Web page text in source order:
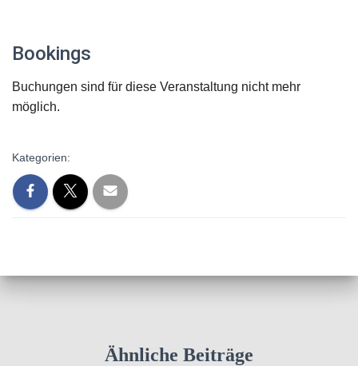
Bookings
Buchungen sind für diese Veranstaltung nicht mehr
möglich.
Kategorien:
Ähnliche Beiträge